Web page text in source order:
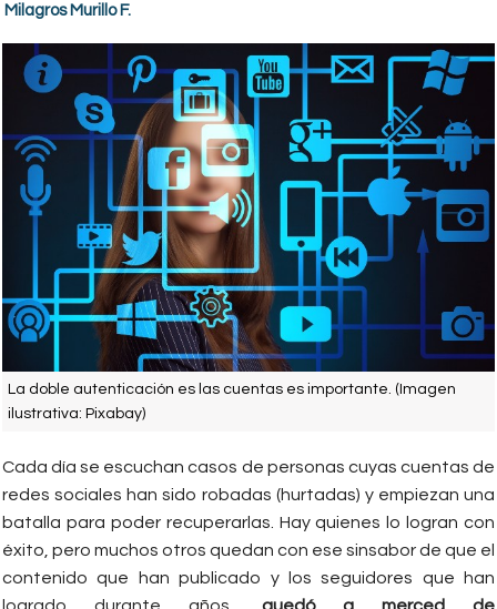
Milagros Murillo F.
La doble autenticación es las cuentas es importante. (Imagen
ilustrativa: Pixabay)
Cada día se escuchan casos de personas cuyas cuentas de
redes sociales han sido robadas (hurtadas) y empiezan una
batalla para poder recuperarlas. Hay quienes lo logran con
éxito, pero muchos otros quedan con ese sinsabor de que el
contenido que han publicado y los seguidores que han